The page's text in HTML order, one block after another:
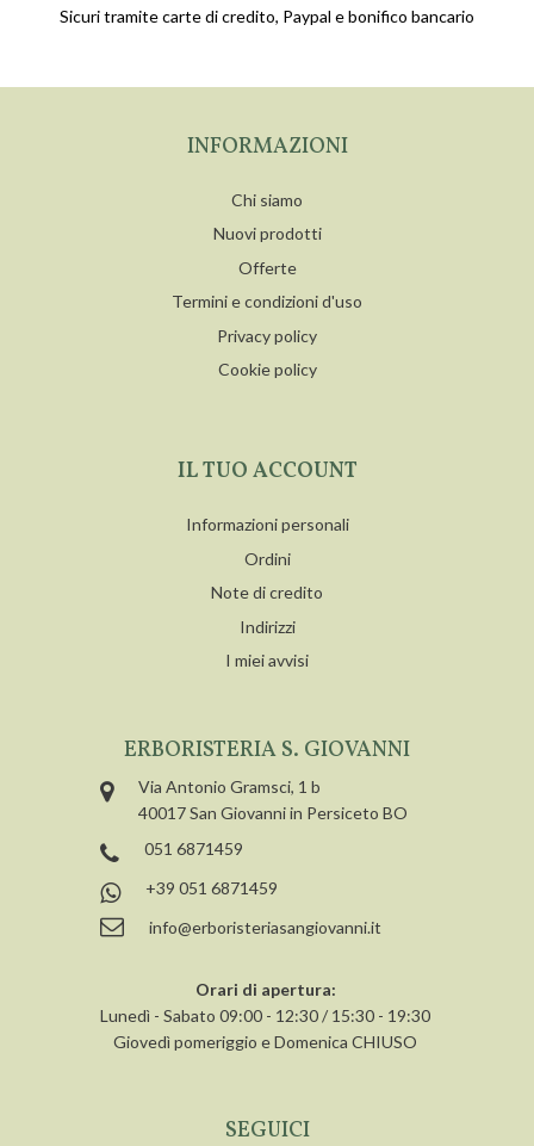
Sicuri tramite carte di credito, Paypal e bonifico bancario
INFORMAZIONI
Chi siamo
Nuovi prodotti
Offerte
Termini e condizioni d'uso
Privacy policy
Cookie policy
IL TUO ACCOUNT
Informazioni personali
Ordini
Note di credito
Indirizzi
I miei avvisi
ERBORISTERIA S. GIOVANNI
Via Antonio Gramsci, 1 b
40017 San Giovanni in Persiceto BO
051 6871459
+39 051 6871459
info@erboristeriasangiovanni.it
Orari di apertura:
Lunedì - Sabato 09:00 - 12:30 / 15:30 - 19:30
Giovedì pomeriggio e Domenica CHIUSO
SEGUICI